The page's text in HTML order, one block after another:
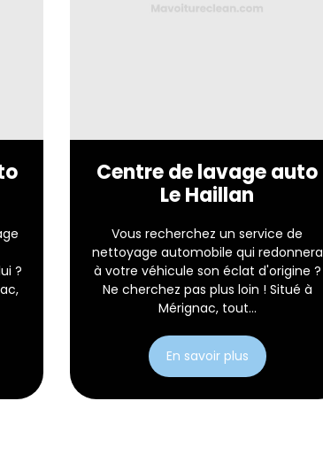
?
Centre de lavage auto
Le Haillan
Vous recherchez un service de
nettoyage automobile qui redonnera
à votre véhicule son éclat d'origine ?
Ne cherchez pas plus loin ! Situé à
Mérignac, tout...
En savoir plus